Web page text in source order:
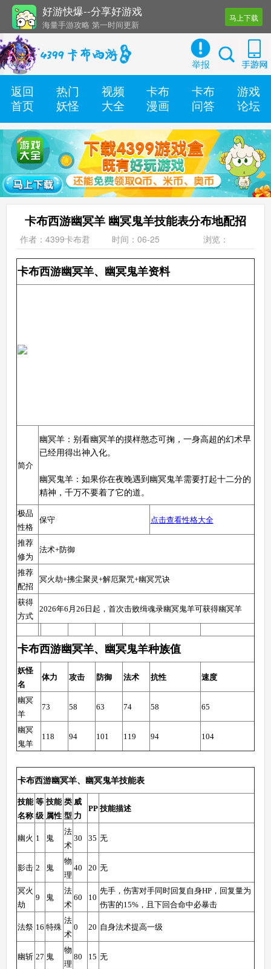
好游快爆--分享好游戏
海量手游攻略 第一时间更新
还有几十款实用辅助工具
马上下载
卡布西游手机版
举报
返回
首页
热门
妖怪
视频
大全
卡布
漫画
卡布
问答
游戏
论坛
卡布西游幽冥羊 幽冥鬼羊技能表分布地配招
作者：4399卡布君 时间：06-25 浏览：
卡布西游幽冥羊、幽冥鬼羊资料
简介
幽冥羊：别看幽冥羊的摸样憨态可掬，一身高超的幻术早
已经用得出神入化。
幽冥鬼羊：如果你在夜晚遇到幽冥鬼羊需要打起十二分的
精神，千万不要着了它的道。
极品
性格
保守 点击查看性格大全
推荐
修为
法术+防御
推荐
配招
冥火劫+拂尘聚灵+解厄聚咒+幽冥咒诀
获得
方式
2026年6月26日起，首次击败缉魂录幽冥鬼羊可获得幽冥羊
卡布西游幽冥羊、幽冥鬼羊种族值
妖怪
名
体力 攻击 防御 法术 抗性 速度
幽冥
羊
73 58 63 74 58 65
幽冥
鬼羊
118 94 101 119 94 104
卡布西游幽冥羊、幽冥鬼羊技能表
技能
名称
等
级
技能
属性
类
型
威
力
PP 技能描述
幽火 1 鬼
法
术
30 35 无
影击 2 鬼
物
理
40 20 无
冥火
劫
9 鬼
法
术
60 10
先手，伤害对手同时回复自身HP，回复量为
伤害的15%，且下回合命中必暴击
法祭 16 特殊
法
术
0 20 自身法术提高一级
幽斩 27 鬼
物
理
80 15 无